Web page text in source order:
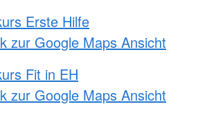
Erste Hilfe
zur Google Maps Ansicht
Fit in EH
zur Google Maps Ansicht